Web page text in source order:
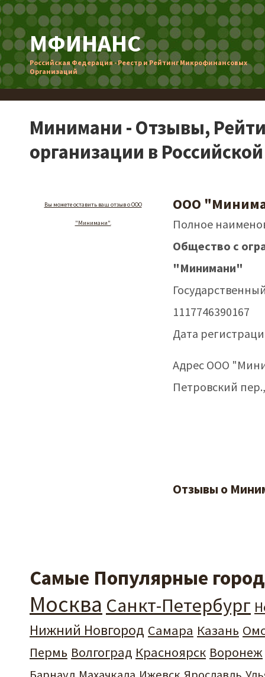
МФИНАНС
Российская Федерация - Реестр и Рейтинг Микрофинансовых
Организаций
Минимани - Отзывы,
организации в
Вы можете оставить ваш отзыв о ООО
"Минимани".
ООО
Полное
Общество с
"Минимани"
1117746390167
Дата
Адрес ООО
Петровский
Отзывы о
Самые Популярные
Москва Санкт-Петербург
Нижний Новгород Самара Казань
Пермь Волгоград Красноярск Воронеж